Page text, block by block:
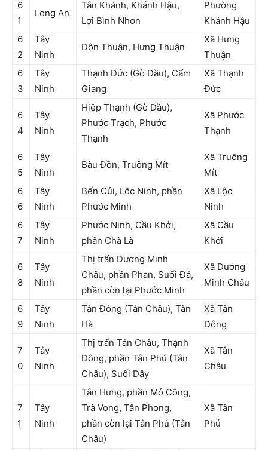
6
1
Long An
Tân Khánh, Khánh Hậu,
Lợi Bình Nhơn
Phường
Khánh Hậu
6
2
Tây
Ninh
Đôn Thuận, Hưng Thuận
Xã Hưng
Thuận
6
3
Tây
Ninh
Thạnh Đức (Gò Dầu), Cẩm
Giang
Xã Thạnh
Đức
6
4
Tây
Ninh
Hiệp Thạnh (Gò Dầu),
Phước Trạch, Phước
Thạnh
Xã Phước
Thạnh
6
5
Tây
Ninh
Bàu Đồn, Truông Mít
Xã Truông
Mít
6
6
Tây
Ninh
Bến Củi, Lộc Ninh, phần
Phước Minh
Xã Lộc
Ninh
6
7
Tây
Ninh
Phước Ninh, Cầu Khởi,
phần Chà Là
Xã Cầu
Khởi
6
8
Tây
Ninh
Thị trấn Dương Minh
Châu, phần Phan, Suối Đá,
phần còn lại Phước Minh
Xã Dương
Minh Châu
6
9
Tây
Ninh
Tân Đông (Tân Châu), Tân
Hà
Xã Tân
Đông
7
0
Tây
Ninh
Thị trấn Tân Châu, Thạnh
Đông, phần Tân Phú (Tân
Châu), Suối Dây
Xã Tân
Châu
7
1
Tây
Ninh
Tân Hưng, phần Mỏ Công,
Trà Vong, Tân Phong,
phần còn lại Tân Phú (Tân
Châu)
Xã Tân
Phú